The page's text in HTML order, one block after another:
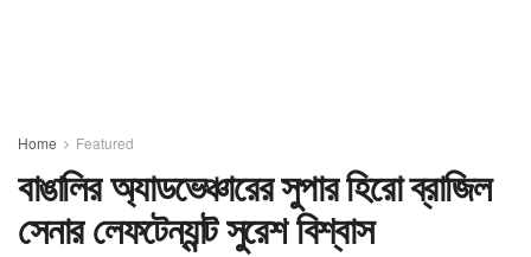
Home Featured
বাঙালির অ্যাডভেঞ্চারের সুপার হিরো ব্রাজিল
সেনার লেফটেন্যান্ট সুরেশ বিশ্বাস